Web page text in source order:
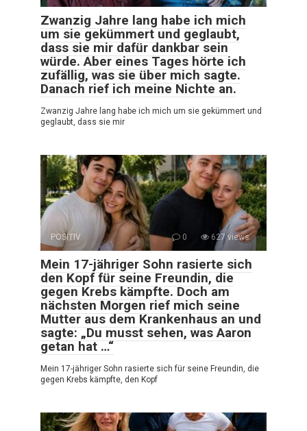
Zwanzig Jahre lang habe ich mich
um sie gekümmert und geglaubt,
dass sie mir dafür dankbar sein
würde. Aber eines Tages hörte ich
zufällig, was sie über mich sagte.
Danach rief ich meine Nichte an.
Zwanzig Jahre lang habe ich mich um sie gekümmert und
geglaubt, dass sie mir
POSITIV 0 627 views
Mein 17-jähriger Sohn rasierte sich
den Kopf für seine Freundin, die
gegen Krebs kämpfte. Doch am
nächsten Morgen rief mich seine
Mutter aus dem Krankenhaus an und
sagte: „Du musst sehen, was Aaron
getan hat …“
Mein 17-jähriger Sohn rasierte sich für seine Freundin, die
gegen Krebs kämpfte, den Kopf